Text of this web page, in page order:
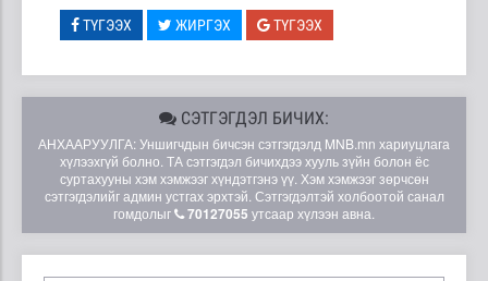
ТҮГЭЭХ ЖИРГЭХ ТҮГЭЭХ
СЭТГЭГДЭЛ БИЧИХ:
АНХААРУУЛГА: Уншигчдын бичсэн сэтгэгдэлд MNB.mn хариуцлага
хүлээхгүй болно. ТА сэтгэгдэл бичихдээ хууль зүйн болон ёс
суртахууны хэм хэмжээг хүндэтгэнэ үү. Хэм хэмжээг зөрчсөн
сэтгэгдэлийг админ устгах эрхтэй. Сэтгэгдэлтэй холбоотой санал
гомдолыг
70127055 утсаар хүлээн авна.